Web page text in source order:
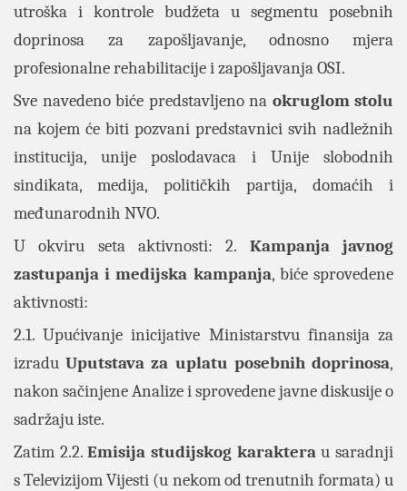
utroška i kontrole budžeta u segmentu posebnih
doprinosa za zapošljavanje, odnosno mjera
profesionalne rehabilitacije i zapošljavanja OSI.
Sve navedeno biće predstavljeno na okruglom stolu
na kojem će biti pozvani predstavnici svih nadležnih
institucija, unije poslodavaca i Unije slobodnih
sindikata, medija, političkih partija, domaćih i
međunarodnih NVO.
U okviru seta aktivnosti: 2. Kampanja javnog
zastupanja i medijska kampanja, biće sprovedene
aktivnosti:
2.1. Upućivanje inicijative Ministarstvu finansija za
izraduUputstava za uplatu posebnih doprinosa,
nakon sačinjene Analize i sprovedene javne diskusije o
sadržaju iste.
Zatim 2.2.Emisija studijskog karakterau saradnji
s Televizijom Vijesti (u nekom od trenutnih formata) u